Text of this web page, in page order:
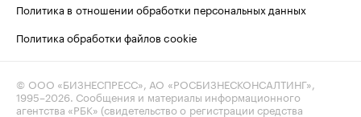
Политика в отношении обработки персональных данных
Политика обработки файлов cookie
© ООО «БИЗНЕСПРЕСС», АО «РОСБИЗНЕСКОНСАЛТИНГ»,
1995–2026. Сообщения и материалы информационного
агентства «РБК» (свидетельство о регистрации средства